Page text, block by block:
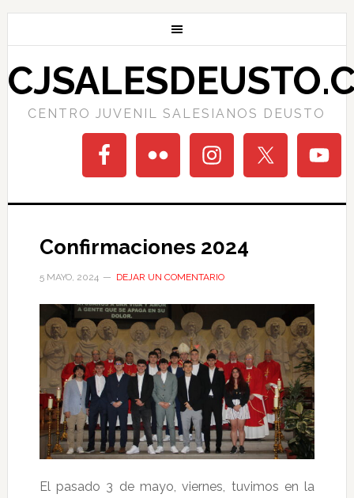
CENTRO JUVENIL SALESIANOS DEUSTO
Confirmaciones 2024
5 MAYO, 2024 DEJAR UN COMENTARIO
El pasado 3 de mayo, viernes, tuvimos en la